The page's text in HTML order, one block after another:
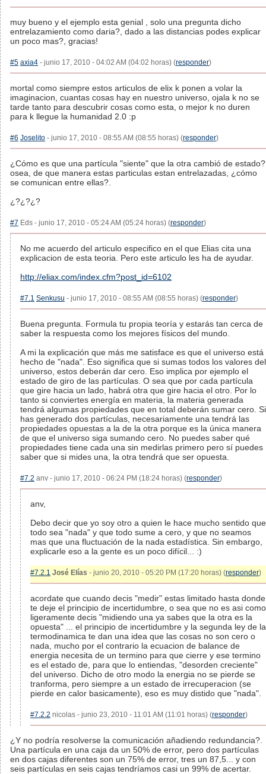
muy bueno y el ejemplo esta genial , solo una pregunta dicho
entrelazamiento como daria?, dado a las distancias podes explicar
un poco mas?, gracias!
#5 axia4 - junio 17, 2010 - 04:02 AM (04:02 horas) (responder)
mortal como siempre estos articulos de elix k ponen a volar la
imaginacion, cuantas cosas hay en nuestro universo, ojala k no se
tarde tanto para descubrir cosas como esta, o mejor k no duren
para k llegue la humanidad 2.0 :p
#6 Joselito - junio 17, 2010 - 08:55 AM (08:55 horas) (responder)
¿Cómo es que una partícula "siente" que la otra cambió de estado?
osea, de que manera estas particulas estan entrelazadas, ¿cómo
se comunican entre ellas?.
¿?¿?¿?
#7 Eds - junio 17, 2010 - 05:24 AM (05:24 horas) (responder)
No me acuerdo del articulo especifico en el que Elias cita una
explicacion de esta teoria. Pero este articulo les ha de ayudar.
http://eliax.com/index.cfm?post_id=6102
#7.1 Senkusu - junio 17, 2010 - 08:55 AM (08:55 horas) (responder)
Buena pregunta. Formula tu propia teoría y estarás tan cerca de
saber la respuesta como los mejores físicos del mundo.
A mi la explicación que más me satisface es que el universo está
hecho de "nada". Eso significa que si sumas todos los valores del
universo, estos deberán dar cero. Eso implica por ejemplo el
estado de giro de las partículas. O sea que por cada partícula
que gire hacia un lado, habrá otra que gire hacia el otro. Por lo
tanto si conviertes energía en materia, la materia generada
tendrá algumas propiedades que en total deberán sumar cero. Si
has generado dos partículas, necesariamente una tendrá las
propiedades opuestas a la de la otra porque es la única manera
de que el universo siga sumando cero. No puedes saber qué
propiedades tiene cada una sin medirlas primero pero sí puedes
saber que si mides una, la otra tendrá que ser opuesta.
#7.2 anv - junio 17, 2010 - 06:24 PM (18:24 horas) (responder)
anv,
Debo decir que yo soy otro a quien le hace mucho sentido que
todo sea "nada" y que todo sume a cero, y que no seamos
mas que una fluctuación de la nada estadística. Sin embargo,
explicarle eso a la gente es un poco difícil... :)
#7.2.1 José Elías - junio 20, 2010 - 05:20 PM (17:20 horas) (responder)
acordate que cuando decis "medir" estas limitado hasta donde
te deje el principio de incertidumbre, o sea que no es asi como
ligeramente decis "midiendo una ya sabes que la otra es la
opuesta" ... el principio de incertidumbre y la segunda ley de la
termodinamica te dan una idea que las cosas no son cero o
nada, mucho por el contrario la ecuacion de balance de
energia necesita de un termino para que cierre y ese termino
es el estado de, para que lo entiendas, "desorden creciente"
del universo. Dicho de otro modo la energia no se pierde se
tranforma, pero siempre a un estado de irrecuperacion (se
pierde en calor basicamente), eso es muy distido que "nada".
#7.2.2 nicolas - junio 23, 2010 - 11:01 AM (11:01 horas) (responder)
¿Y no podría resolverse la comunicación añadiendo redundancia?.
Una partícula en una caja da un 50% de error, pero dos partículas
en dos cajas diferentes son un 75% de error, tres un 87,5... y con
seis partículas en seis cajas tendríamos casi un 99% de acertar.